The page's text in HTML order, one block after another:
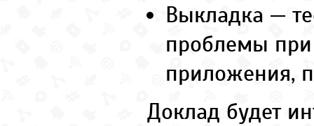
Выкладка —
проблемы
приложения,
Доклад будет